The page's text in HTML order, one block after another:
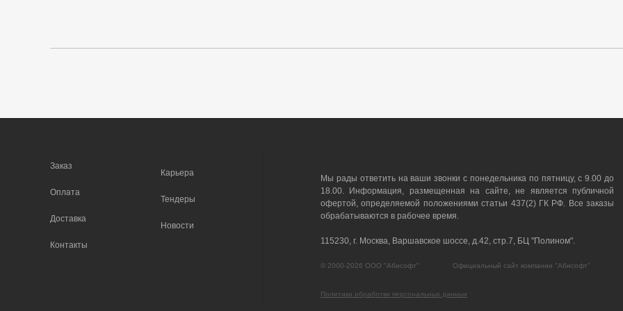
Заказ
Оплата
Доставка
Контакты
Карьера
Тендеры
Новости
Мы рады ответить на ваши звонки с понедельника по пятницу, с 9.00 до
18.00. Информация, размещенная на сайте, не является публичной
офертой, определяемой положениями статьи 437(2) ГК РФ. Все заказы
обрабатываются в рабочее время.
115230, г. Москва, Варшавское шоссе, д.42, стр.7, БЦ "Полином".
© 2000-2026 ООО "Абисофт" Официальный сайт компании "Абисофт"
Политика обработки персональных данных